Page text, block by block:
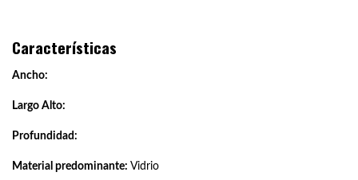
Características
Ancho:
Largo Alto:
Profundidad:
Material predominante: Vidrio